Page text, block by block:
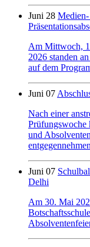
Juni 28
Am Mittwoch,
2026 standen
auf dem
Juni 07
Nach einer
Prüfungswoche
und
Juni 07
Delhi
Am 30. Mai